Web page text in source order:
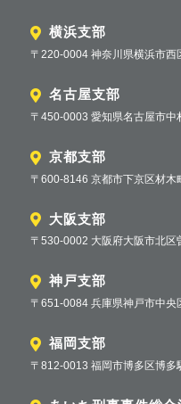
横浜支部
〒220-0004 神奈川県横浜市
名古屋支部
〒450-0003 愛知県名古屋市
京都支部
〒600-8146 京都市下京区材
大阪支部
〒530-0002 大阪府大阪市北
神戸支部
〒651-0084 兵庫県神戸市中
福岡支部
〒812-0013 福岡市博多区博